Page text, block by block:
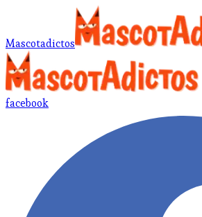
Mascotadictos
facebook